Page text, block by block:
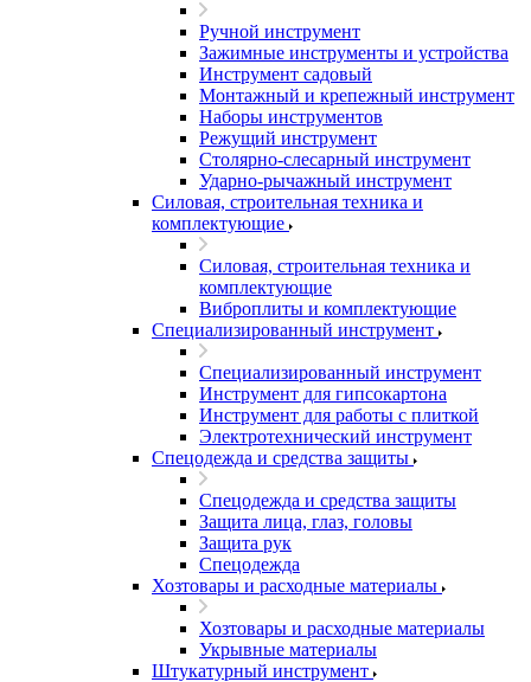
Ручной инструмент
Зажимные инструменты и устройства
Инструмент садовый
Монтажный и крепежный инструмент
Наборы инструментов
Режущий инструмент
Столярно-слесарный инструмент
Ударно-рычажный инструмент
Силовая, строительная техника и
комплектующие
Силовая, строительная техника и
комплектующие
Виброплиты и комплектующие
Специализированный инструмент
Специализированный инструмент
Инструмент для гипсокартона
Инструмент для работы с плиткой
Электротехнический инструмент
Спецодежда и средства защиты
Спецодежда и средства защиты
Защита лица, глаз, головы
Защита рук
Спецодежда
Хозтовары и расходные материалы
Хозтовары и расходные материалы
Укрывные материалы
Штукатурный инструмент